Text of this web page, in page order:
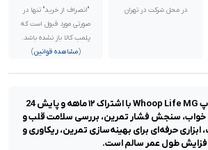
در محل شرکت در تهران
"انصراف از خرید" تنها در
صورتی مورد قبول است که
پلمب کالا باز نشده باشد.
(مشاهده قوانین)
دستبند هوشمند هوپ Whoop Life MG با اشتراک ۱۲ ماهه و پایش 24
خواب، سنجش فشار تمرین، بررسی سلامت قلب و
حرفه‌ای برای بهینه‌سازی تمرین، ریکاوری و
طول عمر سالم است.